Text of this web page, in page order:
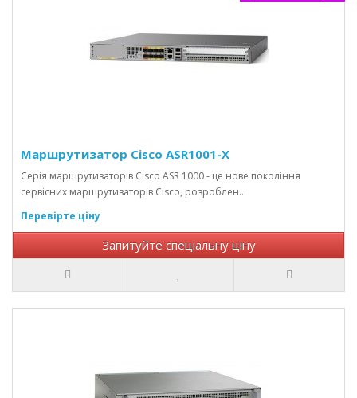
Маршрутизатор Cisco ASR1001-X
Серія маршрутизаторів Cisco ASR 1000 - це нове покоління
сервісних маршрутизаторів Cisco, розроблен..
Перевірте ціну
Запитуйте спеціальну ціну